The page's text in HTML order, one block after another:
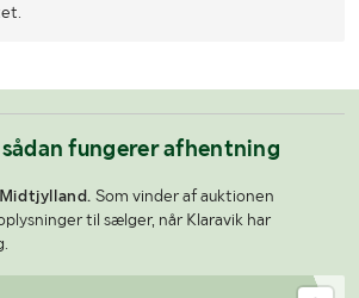
fungerer afhentning
Som vinder af auktionen
til sælger, når Klaravik har